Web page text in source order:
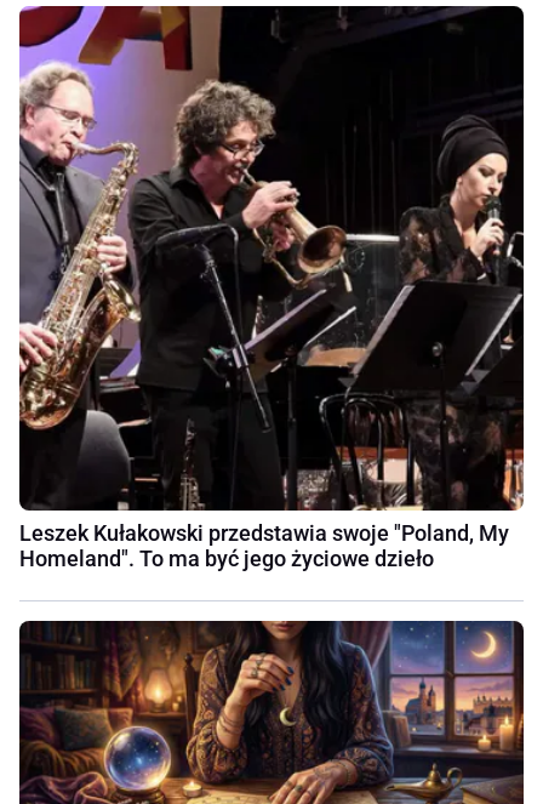
Leszek Kułakowski przedstawia swoje "Poland, My
Homeland". To ma być jego życiowe dzieło